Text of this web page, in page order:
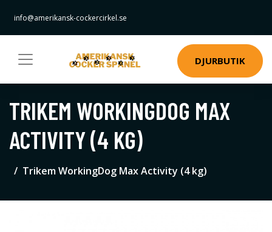
info@amerikansk-cockercirkel.se
DJURBUTIK
TRIKEM WORKINGDOG MAX
ACTIVITY (4 KG)
Trikem WorkingDog Max Activity (4 kg)